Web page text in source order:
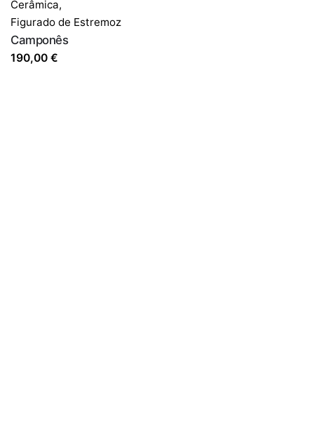
Cerâmica,
Figurado de Estremoz
Camponês
190,00 €